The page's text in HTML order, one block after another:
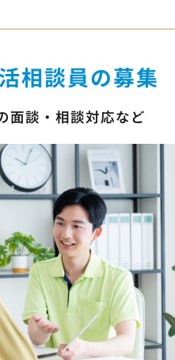
相談員の募集
面談・相談対応など